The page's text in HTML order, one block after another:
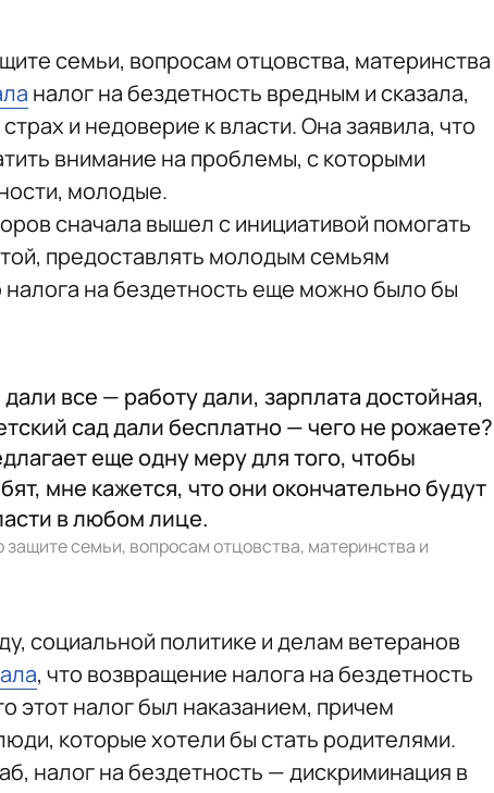
семьи, вопросам отцовства, материнства
налог на бездетность вредным и сказала,
и недоверие к власти. Она заявила, что
внимание на проблемы, с которыми
молодые.
сначала вышел с инициативой помогать
предоставлять молодым семьям
на бездетность еще можно было бы
все — работу дали, зарплата достойная,
сад дали бесплатно — чего не рожаете?
еще одну меру для того, чтобы
мне кажется, что они окончательно будут
в любом лице.
семьи, вопросам отцовства, материнства и
социальной политике и делам ветеранов
, что возвращение налога на бездетность
этот налог был наказанием, причем
которые хотели бы стать родителями.
налог на бездетность — дискриминация в